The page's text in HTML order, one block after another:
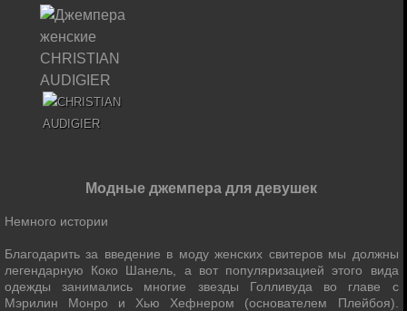
Модные джемпера для девушек
Немного истории
Благодарить за введение в моду женских свитеров мы должны
легендарную Коко Шанель, а вот популяризацией этого вида
одежды занимались многие звезды Голливуда во главе с
Мэрилин Монро и Хью Хефнером (основателем Плейбоя).